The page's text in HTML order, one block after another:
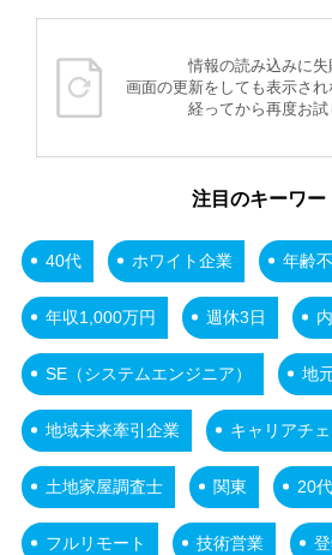
情報の読み込みに失
画面の更新をしても表示され
経ってから再度お試
注目のキーワー
40代 ホワイト企業 年齢
年収1,000万円 週休3日
SE（システムエンジニア） 地
地域未来牽引企業 キャリアチ
土地家屋調査士 関東 20
フルリモート 技術営業